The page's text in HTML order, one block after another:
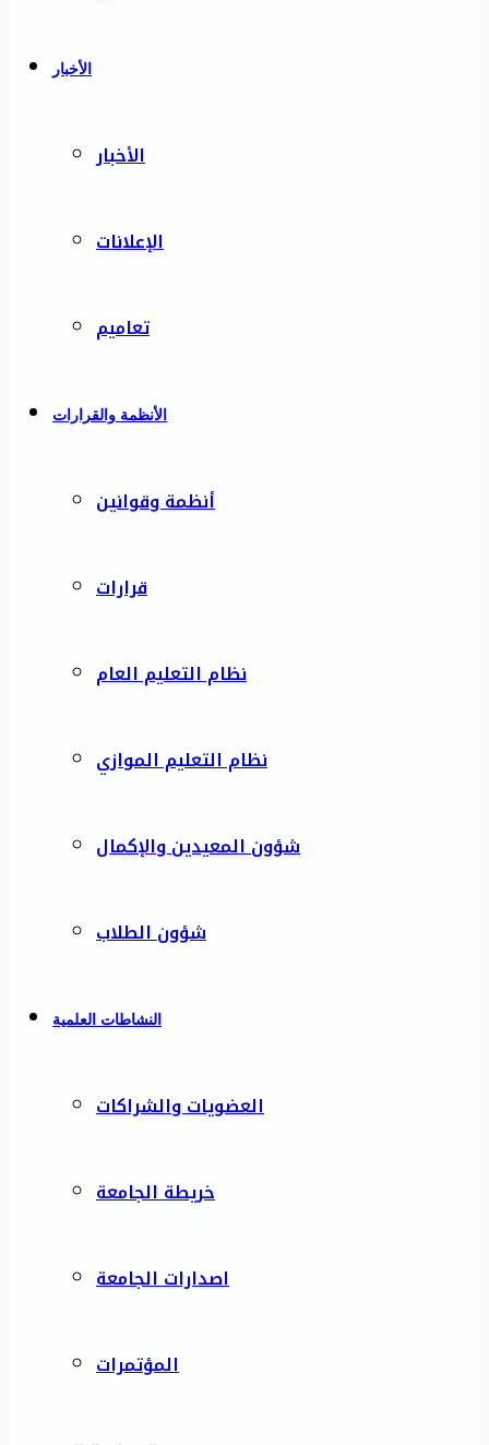
الأخبار
الأخبار
الإعلانات
تعاميم
الأنظمة والقرارات
أنظمة وقوانين
قرارات
نظام التعليم العام
نظام التعليم الموازي
شؤون المعيدين والإكمال
شؤون الطلاب
النشاطات العلمية
العضويات والشراكات
خريطة الجامعة
اصدارات الجامعة
المؤتمرات